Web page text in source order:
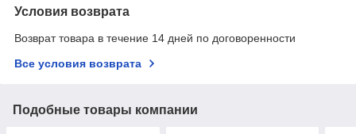
Условия возврата
Возврат товара в течение 14 дней по договоренности
Все условия возврата
Подобные товары компании